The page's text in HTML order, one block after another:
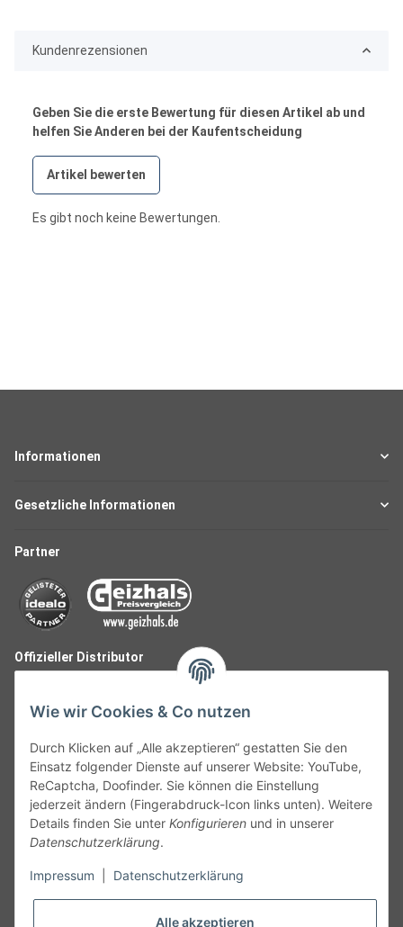
Kundenrezensionen
Geben Sie die erste Bewertung für diesen Artikel ab und
helfen Sie Anderen bei der Kaufentscheidung
Artikel bewerten
Es gibt noch keine Bewertungen.
Informationen
Gesetzliche Informationen
Partner
Offizieller Distributor
Follow Us
Wie wir Cookies & Co nutzen
Durch Klicken auf „Alle akzeptieren“ gestatten Sie den
Einsatz folgender Dienste auf unserer Website: YouTube,
ReCaptcha, Doofinder. Sie können die Einstellung
jederzeit ändern (Fingerabdruck-Icon links unten). Weitere
Details finden Sie unter Konfigurieren und in unserer
Datenschutzerklärung.
Impressum Datenschutzerklärung
Alle akzeptieren